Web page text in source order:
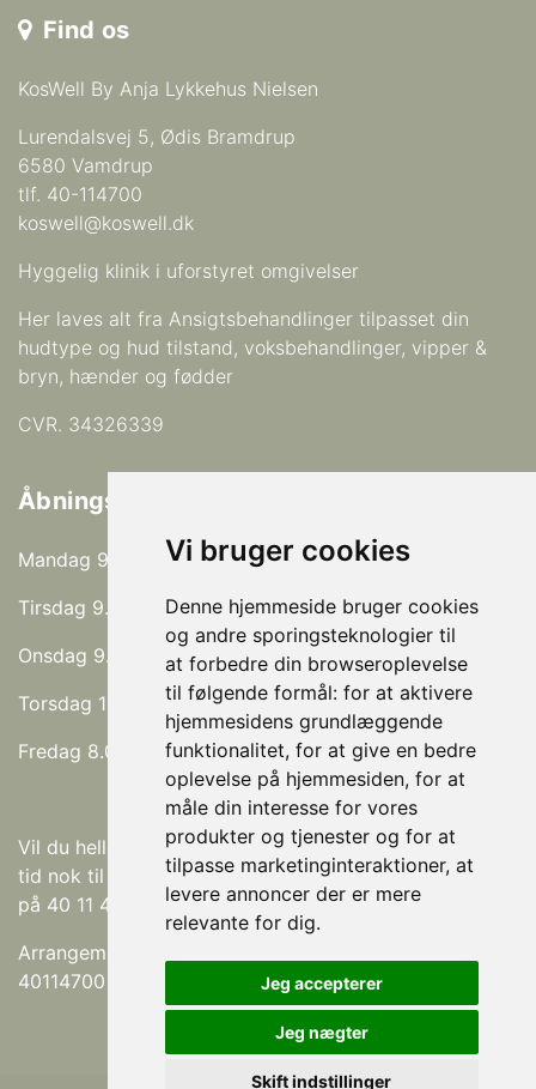
Vi bruger cookies
Denne hjemmeside bruger cookies
og andre sporingsteknologier til
at forbedre din browseroplevelse
til følgende formål: for at aktivere
hjemmesidens grundlæggende
funktionalitet, for at give en bedre
oplevelse på hjemmesiden, for at
måle din interesse for vores
produkter og tjenester og for at
tilpasse marketinginteraktioner, at
levere annoncer der er mere
relevante for dig.
Jeg accepterer
Jeg nægter
Skift indstillinger
Find os
KosWell By Anja Lykkehus Nielsen
Lurendalsvej 5, Ødis Bramdrup
6580 Vamdrup
tlf. 40-114700
koswell@koswell.dk
Hyggelig klinik i uforstyret omgivelser
Her laves alt fra Ansigtsbehandlinger tilpasset din
hudtype og hud tilstand, voksbehandlinger, vipper &
bryn, hænder og fødder
CVR. 34326339
Åbningstider
Mandag 9.00 - 17.00
Tirsdag 9.00 - 17.00
Onsdag 9.00 - 19.00
Torsdag 11.00 - 17.00
Fredag 8.00 - 16.00
Vil du hellere på et andet tidspunkt? Eller er der ikke
tid nok til dine behandlinger? Så send en forespørgsel
på 40 11 47 00.
Arrangementer kan altid aftales, send en SMS på
40114700 eller mail på koswell@koswell.dk